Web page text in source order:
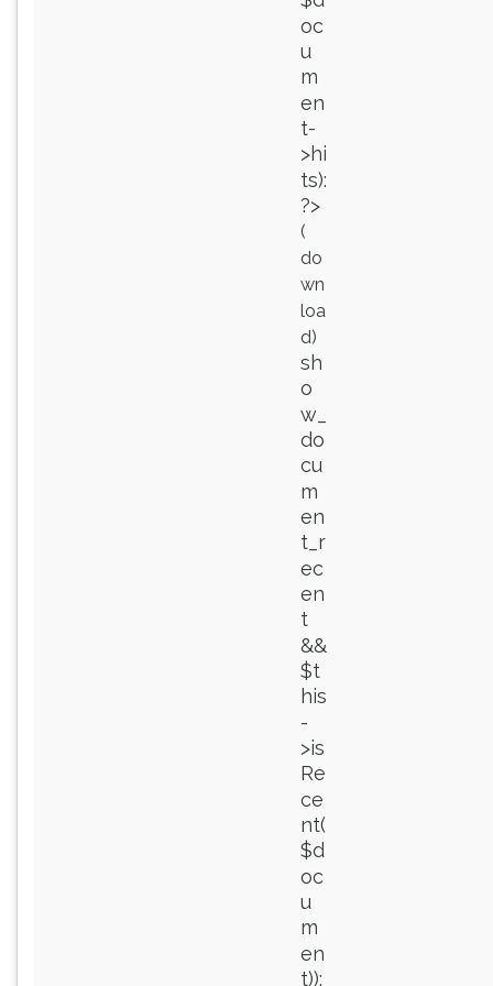
oc
u
m
en
t-
>hi
ts):
?>
(
do
wn
loa
d)
sh
o
w_
do
cu
m
en
t_r
ec
en
t
&&
$t
his
-
>is
Re
ce
nt(
$d
oc
u
m
en
t)):